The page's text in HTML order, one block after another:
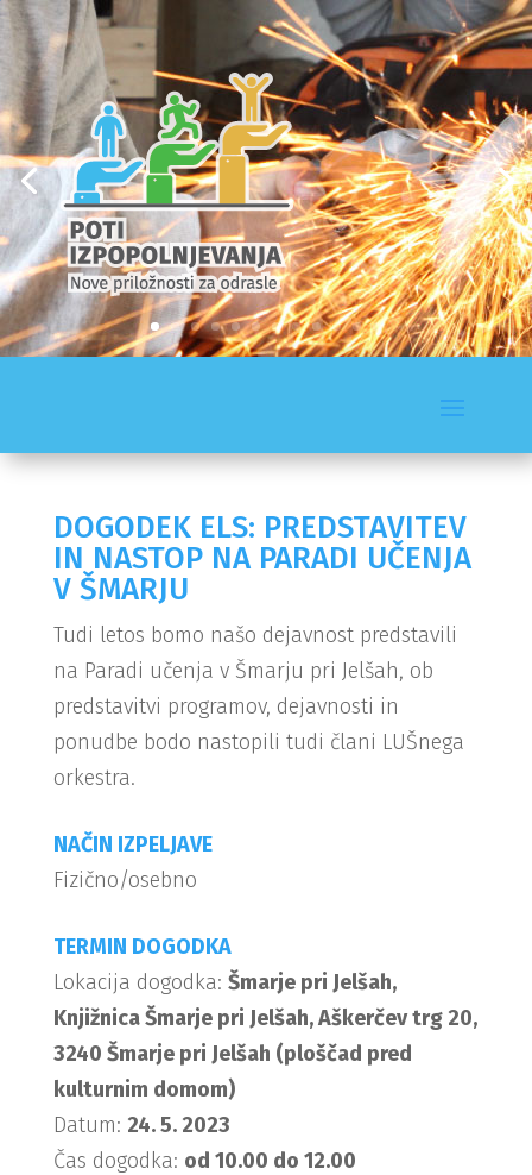
DOGODEK ELS: PREDSTAVITEV
IN NASTOP NA PARADI UČENJA
V ŠMARJU
Tudi letos bomo našo dejavnost predstavili
na Paradi učenja v Šmarju pri Jelšah, ob
predstavitvi programov, dejavnosti in
ponudbe bodo nastopili tudi člani LUŠnega
orkestra.
NAČIN IZPELJAVE
Fizično/osebno
TERMIN DOGODKA
Lokacija dogodka: Šmarje pri Jelšah,
Knjižnica Šmarje pri Jelšah, Aškerčev trg 20,
3240 Šmarje pri Jelšah (ploščad pred
kulturnim domom)
Datum: 24. 5. 2023
Čas dogodka: od 10.00 do 12.00